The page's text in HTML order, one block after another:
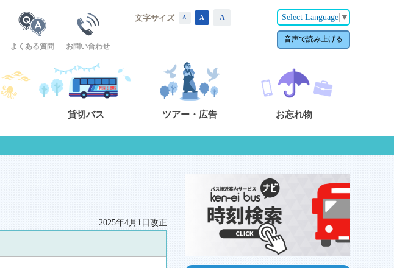
よくある質問 お問い合わせ
文字サイズ A A A Select Language ▼
音声で読み上げる
貸切バス ツアー・広告 お忘れ物
2025年4月1日改正